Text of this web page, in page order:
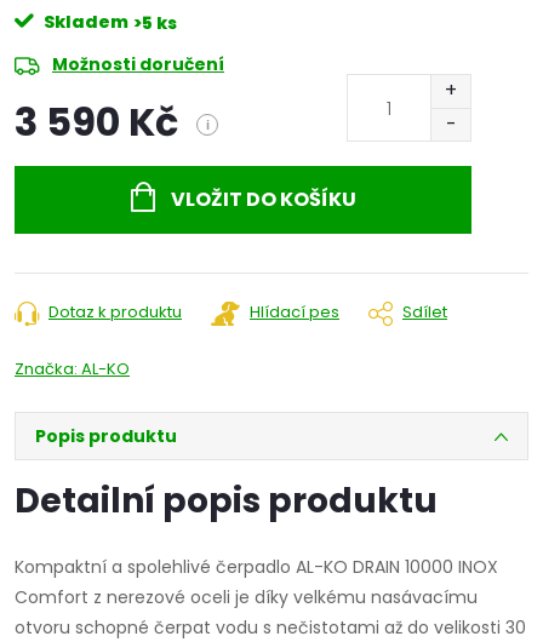
Skladem >5 ks
Možnosti doručení
3 590 Kč i
VLOŽIT DO KOŠÍKU
Dotaz k produktu Hlídací pes Sdílet
Značka: AL-KO
Popis produktu
Detailní popis produktu
Kompaktní a spolehlivé čerpadlo AL-KO DRAIN 10000 INOX
Comfort z nerezové oceli je díky velkému nasávacímu
otvoru schopné čerpat vodu s nečistotami až do velikosti 30